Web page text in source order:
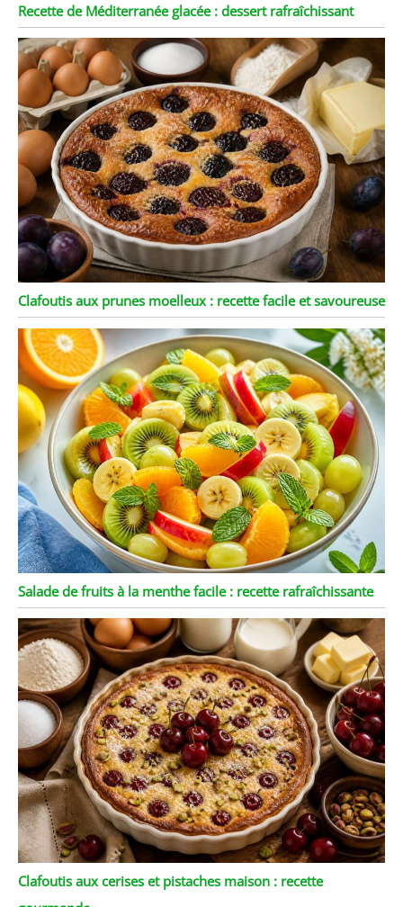
Recette de Méditerranée glacée : dessert rafraîchissant
Clafoutis aux prunes moelleux : recette facile et savoureuse
Salade de fruits à la menthe facile : recette rafraîchissante
Clafoutis aux cerises et pistaches maison : recette